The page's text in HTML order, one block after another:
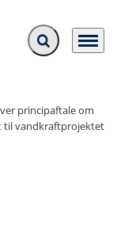
Fold søgefelt ud
Menu
principaftale om
til vandkraftprojektet